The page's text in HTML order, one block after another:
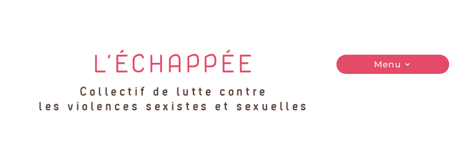
L’ÉCHAPPÉE
Collectif de lutte contre
les violences sexistes et sexuelles
Menu